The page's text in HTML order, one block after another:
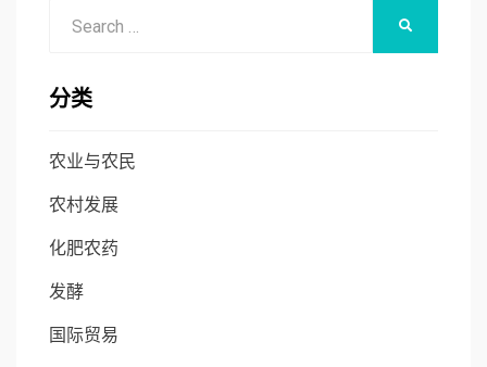
分类
农业与农民
农村发展
化肥农药
发酵
国际贸易